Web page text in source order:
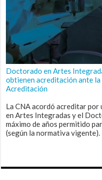
Doctorado en Artes
obtienen acreditación ante
Acreditación
La CNA acordó acreditar
en Artes Integradas y el
máximo de años permitido
(según la normativa vigente).